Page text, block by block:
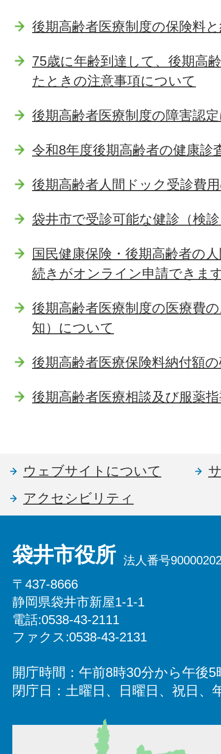
後期高齢者医療制度の保険料
75歳に年齢到達して、後期高
たときの注意事項について
後期高齢者医療制度の障害認
令和8年度後期高齢者の健康診
後期高齢者人間ドック受診費
袋井市で受診可能な健診（検
国民健康保険・後期高齢者の
続きがオンライン申請できま
後期高齢者医療制度の医療費
知）について
後期高齢者医療保険料納付額
後期高齢者医療相談及び服薬
ウェブサイトについて
アクセシビリティ
袋井市役所 法人番号
〒437-8666
静岡県袋井市新屋1-1-1
電話:0538-43-2111
ファクス:0538-43-2131
開庁時間：午前8時30分から午後5
閉庁日：土曜日、日曜日、祝日、